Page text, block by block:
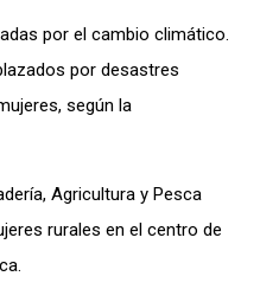
por el cambio climático.
por desastres
según la
Agricultura y Pesca
res rurales en el centro de